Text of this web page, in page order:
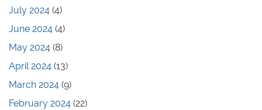
July 2024 (4)
June 2024 (4)
May 2024 (8)
April 2024 (13)
March 2024 (9)
February 2024 (22)